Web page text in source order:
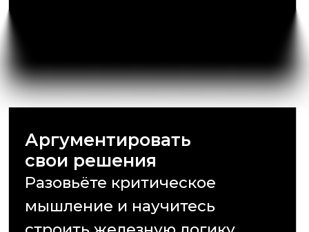
читаемый автор по спортивным
дебатам в русскоязычном
Разрабатывает и проводит
обучающие программы для
корпоративных команд. Среди
клиентов — JetBrains, VK, Т-Банк,
Преподавал авторский курс по
коммуникации в Центральном
Университете.
Обучил более 1000 человек.
Дебатляндия